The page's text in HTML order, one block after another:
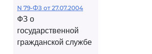
N 79-ФЗ от 27.07.2004
ФЗ о
государственной
гражданской службе